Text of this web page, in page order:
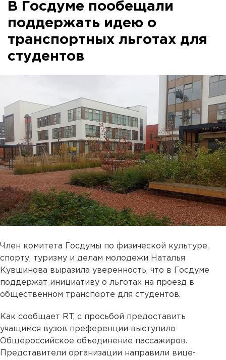
В Госдуме пообещали
поддержать идею о
транспортных льготах для
студентов
Член комитета Госдумы по физической культуре,
спорту, туризму и делам молодежи Наталья
Кувшинова выразила уверенность, что в Госдуме
поддержат инициативу о льготах на проезд в
общественном транспорте для студентов.
Как сообщает RT, с просьбой предоставить
учащимся вузов преференции выступило
Общероссийское объединение пассажиров.
Представители организации направили вице-